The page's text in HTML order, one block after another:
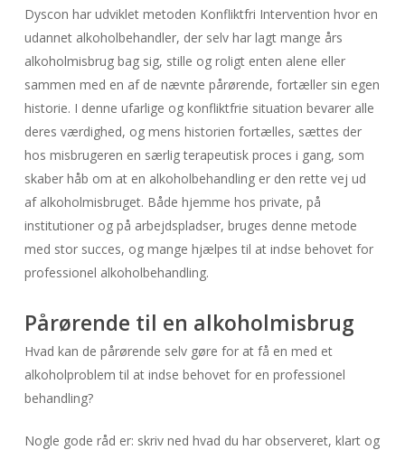
Dyscon har udviklet metoden Konfliktfri Intervention hvor en
udannet alkoholbehandler, der selv har lagt mange års
alkoholmisbrug bag sig, stille og roligt enten alene eller
sammen med en af de nævnte pårørende, fortæller sin egen
historie. I denne ufarlige og konfliktfrie situation bevarer alle
deres værdighed, og mens historien fortælles, sættes der
hos misbrugeren en særlig terapeutisk proces i gang, som
skaber håb om at en alkoholbehandling er den rette vej ud
af alkoholmisbruget. Både hjemme hos private, på
institutioner og på arbejdspladser, bruges denne metode
med stor succes, og mange hjælpes til at indse behovet for
professionel alkoholbehandling.
Pårørende til en alkoholmisbrug
Hvad kan de pårørende selv gøre for at få en med et
alkoholproblem til at indse behovet for en professionel
behandling?
Nogle gode råd er: skriv ned hvad du har observeret, klart og